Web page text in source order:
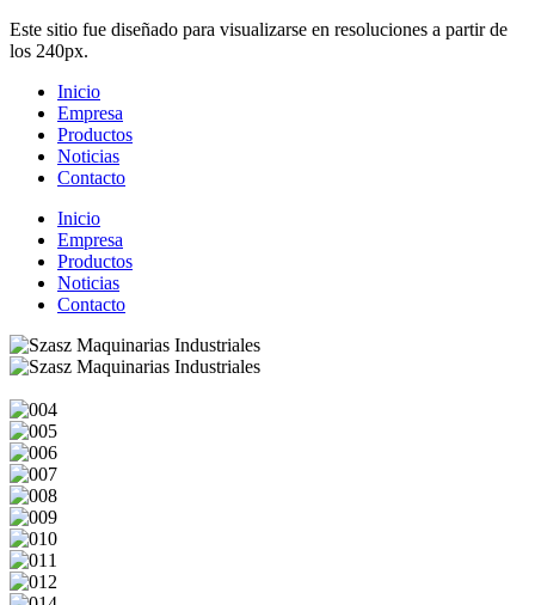
Este sitio fue diseñado para visualizarse en resoluciones a partir de
los 240px.
Inicio
Empresa
Productos
Noticias
Contacto
Inicio
Empresa
Productos
Noticias
Contacto